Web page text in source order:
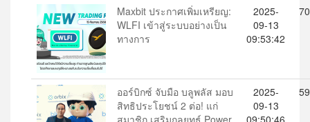
Maxbit ประกาศเพิ่มเหรียญ:
WLFI เข้าสู่ระบบอย่างเป็น
ทางการ
2025-
09-13
09:53:42
ออร์บิกซ์ จับมือ บลูพลัส มอบ
สิทธิประโยชน์ 2 ต่อ! แก่
สมาชิก เสริมกลยุทธ์ Power
2025-
09-13
09:50:46